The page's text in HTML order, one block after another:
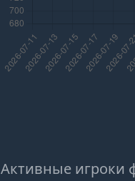
Активные игроки